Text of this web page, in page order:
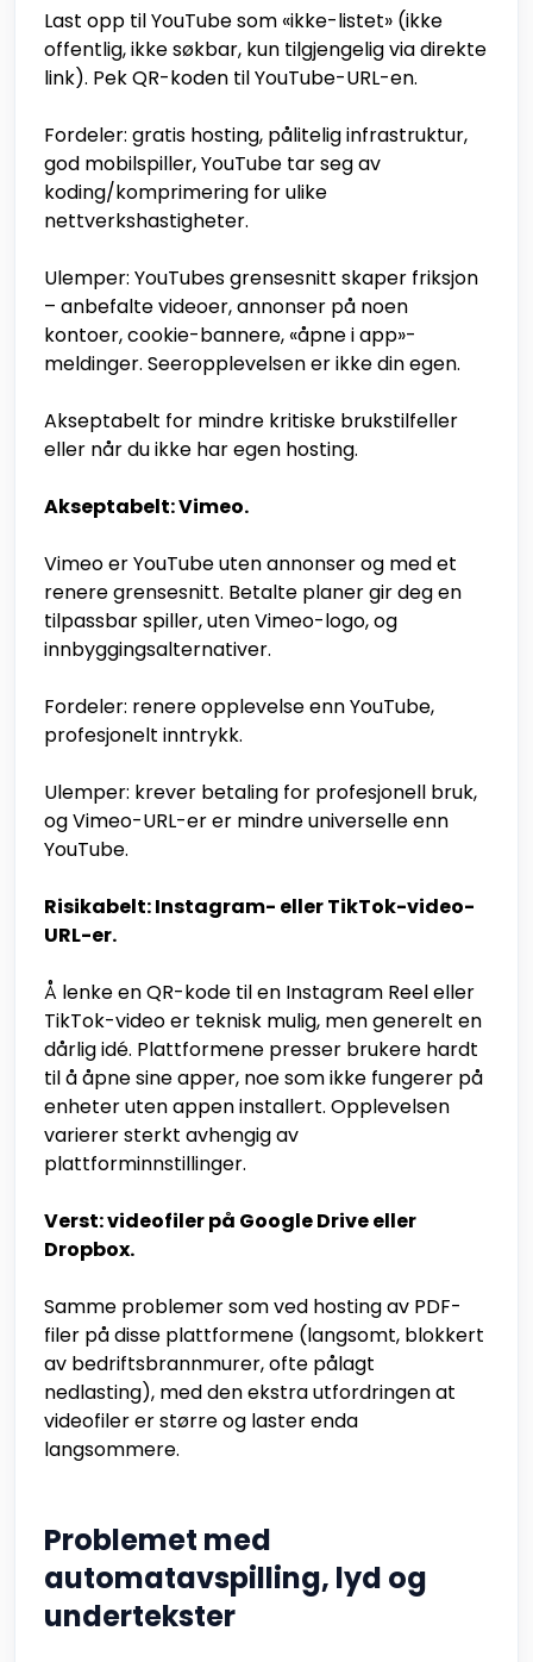
Last opp til YouTube som «ikke-listet» (ikke
offentlig, ikke søkbar, kun tilgjengelig via direkte
link). Pek QR-koden til YouTube-URL-en.
Fordeler: gratis hosting, pålitelig infrastruktur,
god mobilspiller, YouTube tar seg av
koding/komprimering for ulike
nettverkshastigheter.
Ulemper: YouTubes grensesnitt skaper friksjon
– anbefalte videoer, annonser på noen
kontoer, cookie-bannere, «åpne i app»-
meldinger. Seeropplevelsen er ikke din egen.
Akseptabelt for mindre kritiske brukstilfeller
eller når du ikke har egen hosting.
Akseptabelt: Vimeo.
Vimeo er YouTube uten annonser og med et
renere grensesnitt. Betalte planer gir deg en
tilpassbar spiller, uten Vimeo-logo, og
innbyggingsalternativer.
Fordeler: renere opplevelse enn YouTube,
profesjonelt inntrykk.
Ulemper: krever betaling for profesjonell bruk,
og Vimeo-URL-er er mindre universelle enn
YouTube.
Risikabelt: Instagram- eller TikTok-video-
URL-er.
Å lenke en QR-kode til en Instagram Reel eller
TikTok-video er teknisk mulig, men generelt en
dårlig idé. Plattformene presser brukere hardt
til å åpne sine apper, noe som ikke fungerer på
enheter uten appen installert. Opplevelsen
varierer sterkt avhengig av
plattforminnstillinger.
Verst: videofiler på Google Drive eller
Dropbox.
Samme problemer som ved hosting av PDF-
filer på disse plattformene (langsomt, blokkert
av bedriftsbrannmurer, ofte pålagt
nedlasting), med den ekstra utfordringen at
videofiler er større og laster enda
langsommere.
Problemet med
automatavspilling, lyd og
undertekster